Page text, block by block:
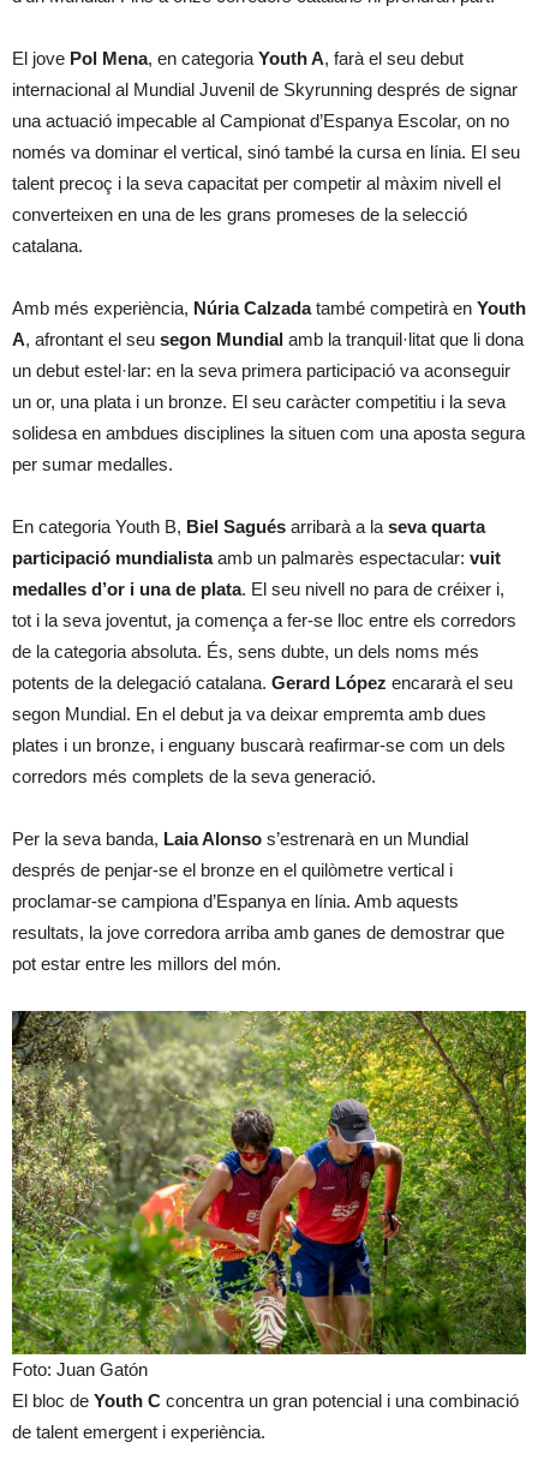
El jove Pol Mena, en categoria Youth A, farà el seu debut
internacional al Mundial Juvenil de Skyrunning després de signar
una actuació impecable al Campionat d’Espanya Escolar, on no
només va dominar el vertical, sinó també la cursa en línia. El seu
talent precoç i la seva capacitat per competir al màxim nivell el
converteixen en una de les grans promeses de la selecció
catalana.
Amb més experiència, Núria Calzadatambé competirà en Youth
A, afrontant el seu segon Mundial amb la tranquil·litat que li dona
un debut estel·lar: en la seva primera participació va aconseguir
un or, una plata i un bronze. El seu caràcter competitiu i la seva
solidesa en ambdues disciplines la situen com una aposta segura
per sumar medalles.
En categoria Youth B, Biel Sagués arribarà a la seva quarta
participació mundialistaamb un palmarès espectacular: vuit
medalles d’or i una de plata. El seu nivell no para de créixer i,
tot i la seva joventut, ja comença a fer-se lloc entre els corredors
de la categoria absoluta. És, sens dubte, un dels noms més
potents de la delegació catalana. Gerard López encararà el seu
segon Mundial. En el debut ja va deixar empremta amb dues
plates i un bronze, i enguany buscarà reafirmar-se com un dels
corredors més complets de la seva generació.
Per la seva banda, Laia Alonso s’estrenarà en un Mundial
després de penjar-se el bronze en el quilòmetre vertical i
proclamar-se campiona d’Espanya en línia. Amb aquests
resultats, la jove corredora arriba amb ganes de demostrar que
pot estar entre les millors del món.
Foto: Juan Gatón
El bloc de Youth C concentra un gran potencial i una combinació
de talent emergent i experiència.